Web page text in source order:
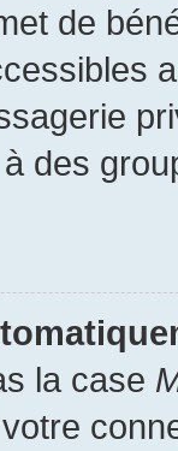
de
des
la case